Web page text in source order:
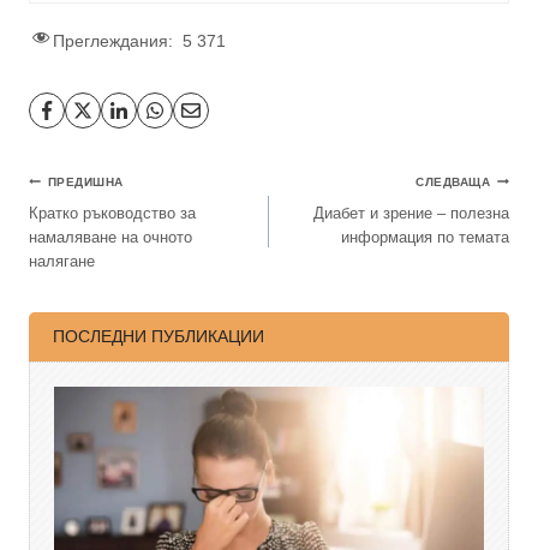
Преглеждания: 5 371
ПРЕДИШНА
Кратко ръководство за
намаляване на очното
налягане
СЛЕДВАЩА
Диабет и зрение – полезна
информация по темата
ПОСЛЕДНИ ПУБЛИКАЦИИ